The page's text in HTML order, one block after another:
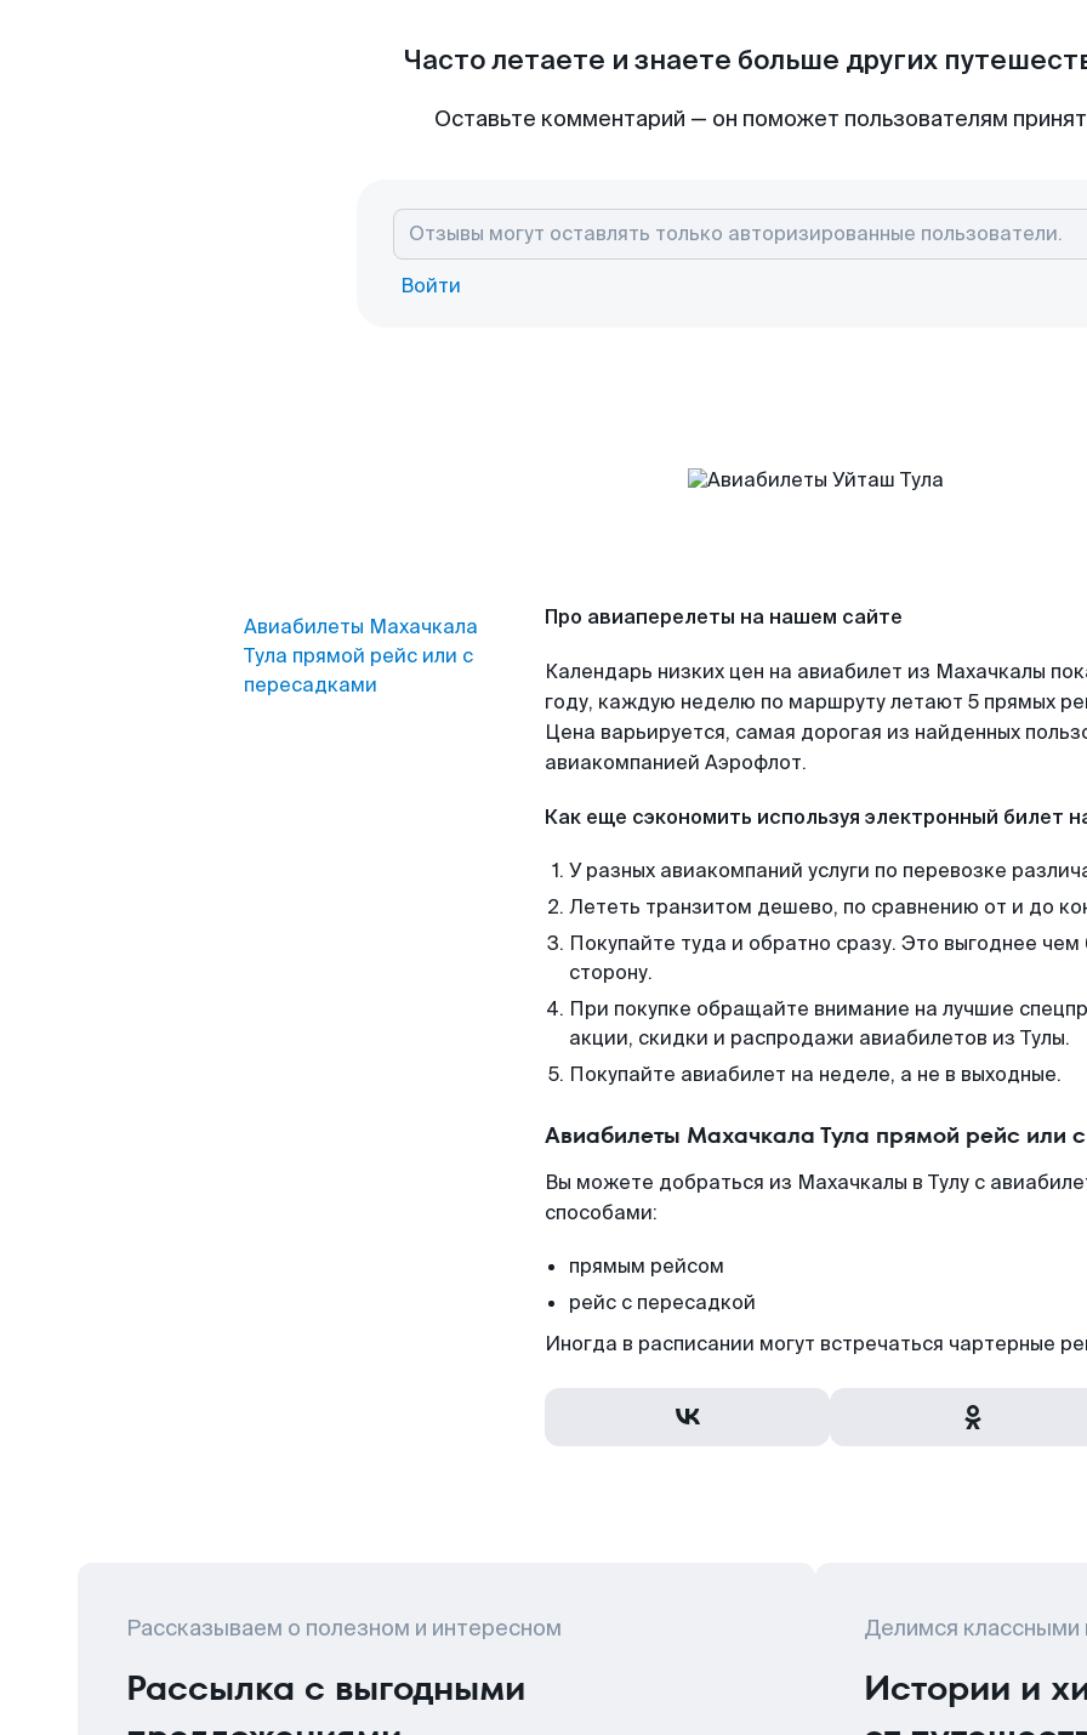
Часто летаете и знаете больше других
Оставьте комментарий — он поможет пользователям
Войти
Авиабилеты Махачкала
Тула прямой рейс или с
пересадками
Про авиаперелеты на нашем сайте
Календарь низких цен на авиабилет из Махачкалы
году, каждую неделю по маршруту летают 5 прямых
Цена варьируется, самая дорогая из найденных
авиакомпанией Аэрофлот.
Как еще сэкономить используя электронный билет
У разных авиакомпаний услуги по перевозке
Лететь транзитом дешево, по сравнению от и до
Покупайте туда и обратно сразу. Это выгоднее
сторону.
При покупке обращайте внимание на лучшие
акции, скидки и распродажи авиабилетов из Тулы.
Покупайте авиабилет на неделе, а не в выходные.
Авиабилеты Махачкала Тула прямой рейс или
Вы можете добраться из Махачкалы в Тулу с
способами:
прямым рейсом
рейс с пересадкой
Иногда в расписании могут встречаться чартерные
Рассказываем о полезном и интересном
Рассылка с выгодными
Делимся классными
Истории и